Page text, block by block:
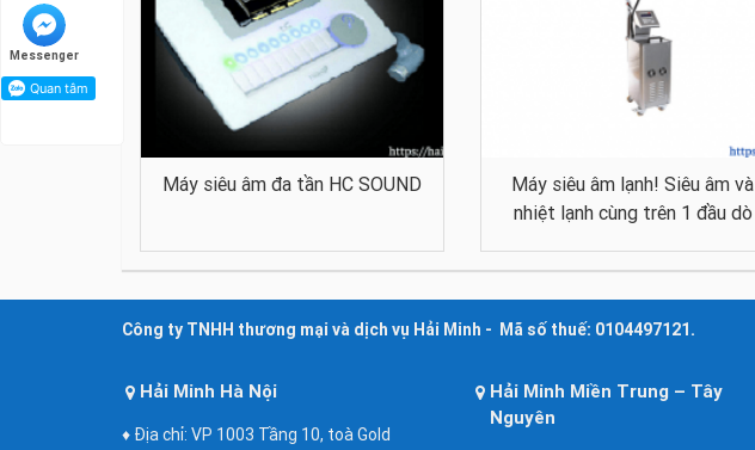
Máy siêu âm đa tần HC SOUND
Máy siêu âm lạnh! Siêu âm và
nhiệt lạnh cùng trên 1 đầu dò
Công ty TNHH thương mại và dịch vụ Hải Minh - Mã số thuế: 0104497121.
Hải Minh Hà Nội
♦ Địa chỉ: VP 1003 Tầng 10, toà Gold
Hải Minh Miền Trung – Tây
Nguyên
Messenger